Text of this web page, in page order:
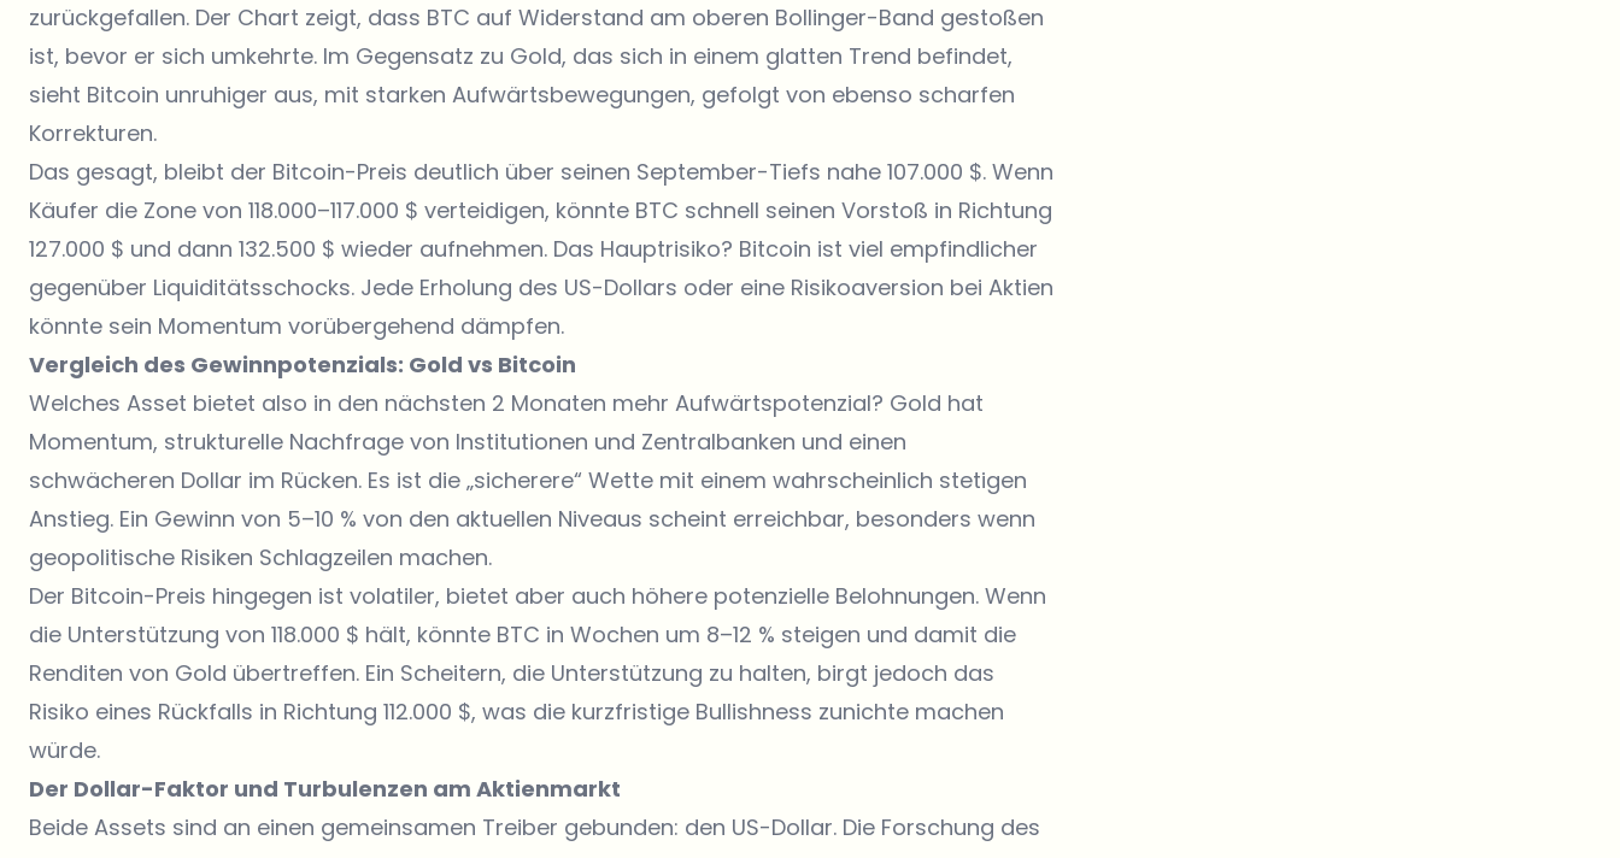
zurückgefallen. Der Chart zeigt, dass BTC auf Widerstand am oberen Bollinger-Band gestoßen
ist, bevor er sich umkehrte. Im Gegensatz zu Gold, das sich in einem glatten Trend befindet,
sieht Bitcoin unruhiger aus, mit starken Aufwärtsbewegungen, gefolgt von ebenso scharfen
Korrekturen.
Das gesagt, bleibt der Bitcoin-Preis deutlich über seinen September-Tiefs nahe 107.000 $. Wenn
Käufer die Zone von 118.000–117.000 $ verteidigen, könnte BTC schnell seinen Vorstoß in Richtung
127.000 $ und dann 132.500 $ wieder aufnehmen. Das Hauptrisiko? Bitcoin ist viel empfindlicher
gegenüber Liquiditätsschocks. Jede Erholung des US-Dollars oder eine Risikoaversion bei Aktien
könnte sein Momentum vorübergehend dämpfen.
Vergleich des Gewinnpotenzials: Gold vs Bitcoin
Welches Asset bietet also in den nächsten 2 Monaten mehr Aufwärtspotenzial? Gold hat
Momentum, strukturelle Nachfrage von Institutionen und Zentralbanken und einen
schwächeren Dollar im Rücken. Es ist die „sicherere“ Wette mit einem wahrscheinlich stetigen
Anstieg. Ein Gewinn von 5–10 % von den aktuellen Niveaus scheint erreichbar, besonders wenn
geopolitische Risiken Schlagzeilen machen.
Der Bitcoin-Preis hingegen ist volatiler, bietet aber auch höhere potenzielle Belohnungen. Wenn
die Unterstützung von 118.000 $ hält, könnte BTC in Wochen um 8–12 % steigen und damit die
Renditen von Gold übertreffen. Ein Scheitern, die Unterstützung zu halten, birgt jedoch das
Risiko eines Rückfalls in Richtung 112.000 $, was die kurzfristige Bullishness zunichte machen
würde.
Der Dollar-Faktor und Turbulenzen am Aktienmarkt
Beide Assets sind an einen gemeinsamen Treiber gebunden: den US-Dollar. Die Forschung des